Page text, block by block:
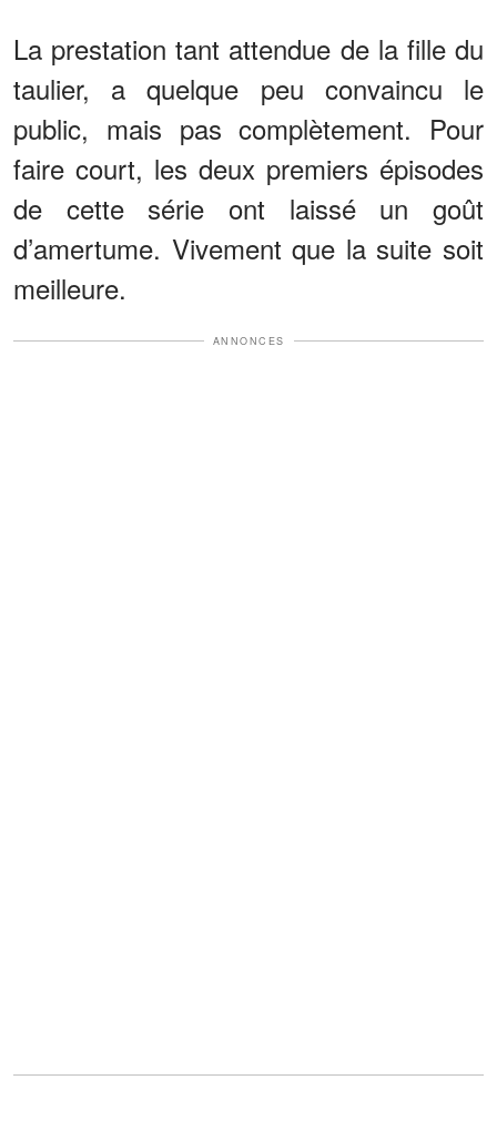
La prestation tant attendue de la fille du
taulier, a quelque peu convaincu le
public, mais pas complètement. Pour
faire court, les deux premiers épisodes
de cette série ont laissé un goût
d’amertume. Vivement que la suite soit
meilleure.
ANNONCES